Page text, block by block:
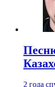
2 года